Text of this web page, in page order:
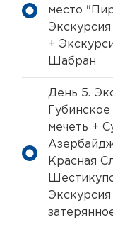
место
+
Шабран
День 5.
мечеть +
Красная